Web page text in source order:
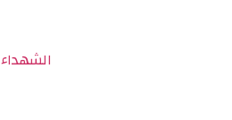
الشهداء